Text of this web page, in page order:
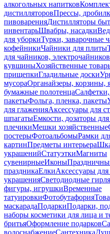
алкогольных напитков
дистилляторовПрессы,
пивоваренияДистилляторы
инвентарьШвабры, насадки
для уборкиТурки, заварочные
кофейникиЧайники для плиты
для чайников, электрочайников
кувшиныХозяйственные
прищепкиГладильные доски
мусораОрганайзеры, корзины,
бумажные полотенца
пакетыФольга, пленка, пакеты
для глаженияАксессуары для
шпагатыЕмкости, дозаторы
плечикиМешки хозяйственные
постерыФотоальбомыРамки
картинПредметы интерьера
украшенийСтатуэткиМагниты
сувенирныеИконы
праздникаЕлкиАксессуары
украшенияСветодиодные
фигуры, игрушкиВременные
татуировкиФотобутафория
маскарадаПодаркиПодарки,
наборы косметики для лица и
бритьяОформление подарков
водоснабжениеСантехника